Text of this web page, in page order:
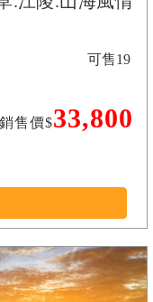
銷售價$33,800
可售19